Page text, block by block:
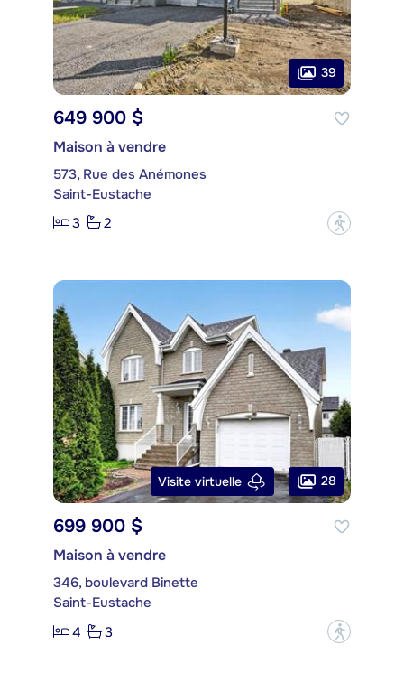
39
649 900 $
Maison à vendre
573, Rue des Anémones
Saint-Eustache
3
2 ?
Visite virtuelle 28
699 900 $
Maison à vendre
346, boulevard Binette
Saint-Eustache
4
3 ?